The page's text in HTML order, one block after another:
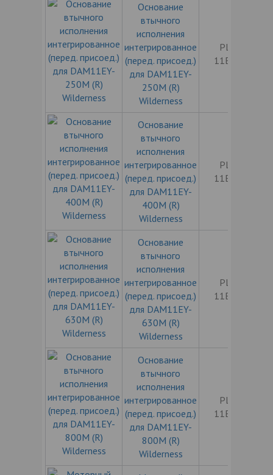
Основание
втычного
исполнения
интегрированное
(перед. присоед.)
для DAM11EY-
250M (R)
Wilderness
PLUG-
11EY250
Основание
втычного
исполнения
интегрированное
(перед. присоед.)
для DAM11EY-
400M (R)
Wilderness
PLUG-
11EY400
Основание
втычного
исполнения
интегрированное
(перед. присоед.)
для DAM11EY-
630M (R)
Wilderness
PLUG-
11EY630
Основание
втычного
исполнения
интегрированное
(перед. присоед.)
для DAM11EY-
800M (R)
Wilderness
PLUG-
11EY800